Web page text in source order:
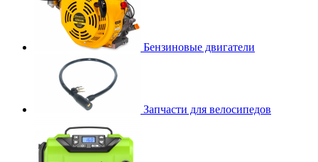
Бензиновые двигатели
Запчасти для велосипедов